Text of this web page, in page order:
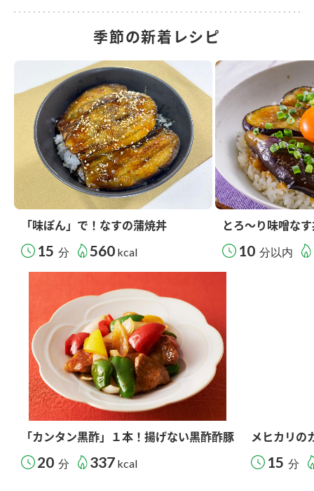
季節の新着レシピ
「味ぽん」で！なすの蒲焼丼
15 分 560 kcal
とろ～り味噌な
10 分以内
「カンタン黒酢」１本！揚げない黒酢酢豚
20 分 337 kcal
メヒカリの
15 分